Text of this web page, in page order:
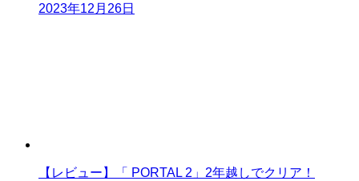
2023年12月26日
【レビュー】「 PORTAL 2」2年越しでクリア！